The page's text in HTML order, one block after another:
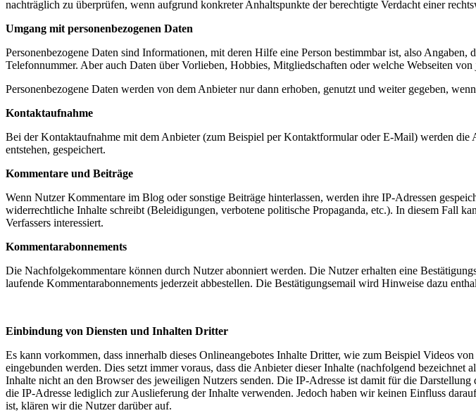
nachträglich zu überprüfen, wenn aufgrund konkreter Anhaltspunkte der berechtigte Verdacht einer
Umgang mit personenbezogenen Daten
Personenbezogene Daten sind Informationen, mit deren Hilfe eine Person bestimmbar ist, also
Telefonnummer. Aber auch Daten über Vorlieben, Hobbies, Mitgliedschaften oder welche Webseiten
Personenbezogene Daten werden von dem Anbieter nur dann erhoben, genutzt und weiter gegeben,
Kontaktaufnahme
Bei der Kontaktaufnahme mit dem Anbieter (zum Beispiel per Kontaktformular oder E-Mail) werden
entstehen, gespeichert.
Kommentare und Beiträge
Wenn Nutzer Kommentare im Blog oder sonstige Beiträge hinterlassen, werden ihre IP-Adressen
widerrechtliche Inhalte schreibt (Beleidigungen, verbotene politische Propaganda, etc.). In diesem Fall
Verfassers interessiert.
Kommentarabonnements
Die Nachfolgekommentare können durch Nutzer abonniert werden. Die Nutzer erhalten eine
laufende Kommentarabonnements jederzeit abbestellen. Die Bestätigungsemail wird Hinweise dazu
Einbindung von Diensten und Inhalten Dritter
Es kann vorkommen, dass innerhalb dieses Onlineangebotes Inhalte Dritter, wie zum Beispiel Videos
eingebunden werden. Dies setzt immer voraus, dass die Anbieter dieser Inhalte (nachfolgend
Inhalte nicht an den Browser des jeweiligen Nutzers senden. Die IP-Adresse ist damit für die
die IP-Adresse lediglich zur Auslieferung der Inhalte verwenden. Jedoch haben wir keinen Einfluss
ist, klären wir die Nutzer darüber auf.